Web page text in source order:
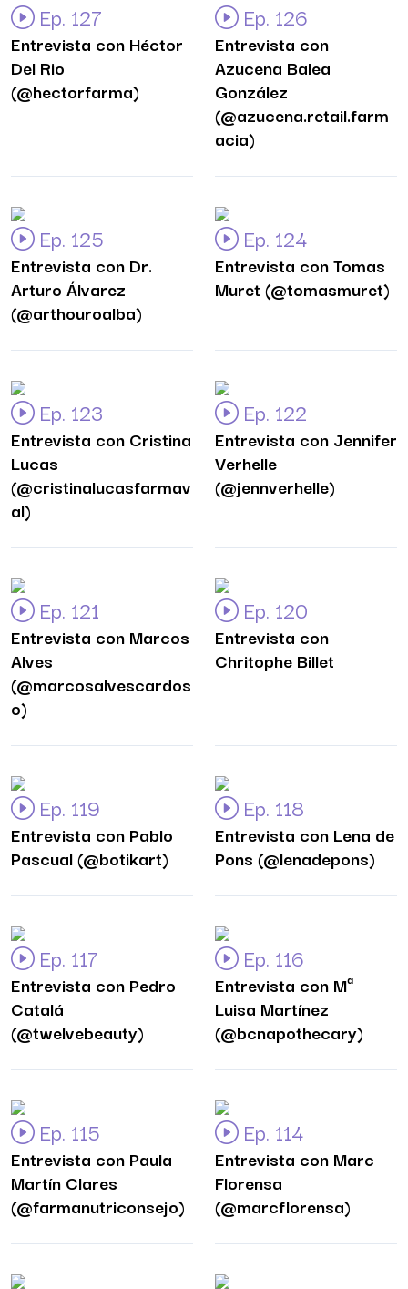
Ep. 127
Entrevista con Héctor
Del Rio
(@hectorfarma)
Ep. 126
Entrevista con
Azucena Balea
González
(@azucena.retail.farm
acia)
Ep. 125
Entrevista con Dr.
Arturo Álvarez
(@arthouroalba)
Ep. 124
Entrevista con Tomas
Muret (@tomasmuret)
Ep. 123
Entrevista con Cristina
Lucas
(@cristinalucasfarmav
al)
Ep. 122
Entrevista con Jennifer
Verhelle
(@jennverhelle)
Ep. 121
Entrevista con Marcos
Alves
(@marcosalvescardos
o)
Ep. 120
Entrevista con
Chritophe Billet
Ep. 119
Entrevista con Pablo
Pascual (@botikart)
Ep. 118
Entrevista con Lena de
Pons (@lenadepons)
Ep. 117
Entrevista con Pedro
Catalá
(@twelvebeauty)
Ep. 116
Entrevista con Mª
Luisa Martínez
(@bcnapothecary)
Ep. 115
Entrevista con Paula
Martín Clares
(@farmanutriconsejo)
Ep. 114
Entrevista con Marc
Florensa
(@marcflorensa)